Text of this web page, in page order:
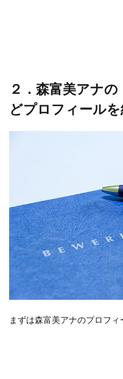
２．森富美アナ
どプロフィールを
まずは森富美アナのプロフィ